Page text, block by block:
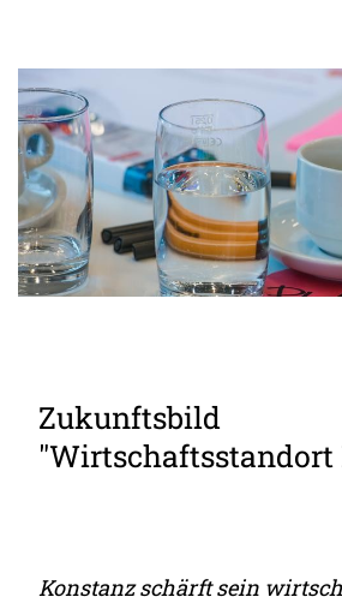
Quelle: Stadt Kontanz / Chris Danneffel
Zukunftsbild
"Wirtschaftsstandort
Konstanz schärft sein